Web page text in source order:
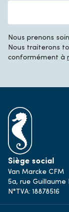
Nous prenons
Nous traiterons
conformément à
Siège social
Van Marcke CFM
5a, rue Guillaume
N°TVA: 18878516